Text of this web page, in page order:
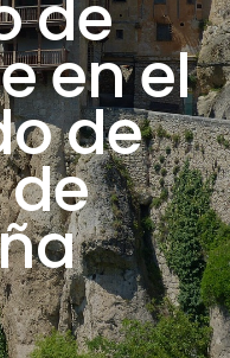
de
en el
de
de